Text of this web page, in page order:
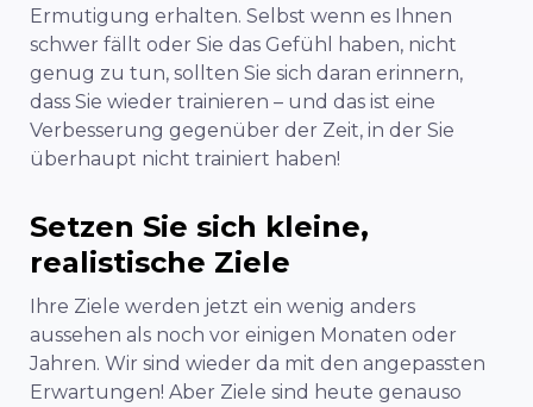
Ermutigung erhalten. Selbst wenn es Ihnen
schwer fällt oder Sie das Gefühl haben, nicht
genug zu tun, sollten Sie sich daran erinnern,
dass Sie wieder trainieren – und das ist eine
Verbesserung gegenüber der Zeit, in der Sie
überhaupt nicht trainiert haben!
Setzen Sie sich kleine,
realistische Ziele
Ihre Ziele werden jetzt ein wenig anders
aussehen als noch vor einigen Monaten oder
Jahren. Wir sind wieder da mit den angepassten
Erwartungen! Aber Ziele sind heute genauso